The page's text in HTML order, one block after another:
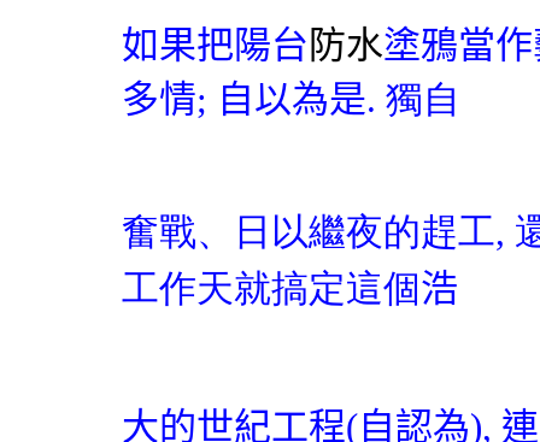
如果把陽台 防水塗鴉當
多情; 自以為是. 獨自
奮戰、日以繼夜的趕工,
工作天就搞定這個浩
大的世紀工程(自認為),